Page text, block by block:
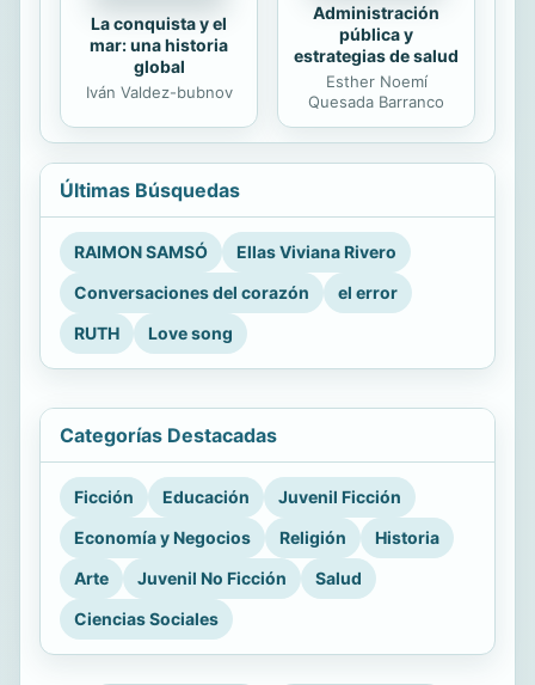
La conquista y el
mar: una historia
global
Iván Valdez-bubnov
Administración
pública y
estrategias de salud
Esther Noemí
Quesada Barranco
Últimas Búsquedas
RAIMON SAMSÓ
Ellas Viviana Rivero
Conversaciones del corazón
el error
RUTH
Love song
Categorías Destacadas
Ficción Educación
Juvenil Ficción
Economía y Negocios
Religión
Historia
Arte
Juvenil No Ficción
Salud
Ciencias Sociales